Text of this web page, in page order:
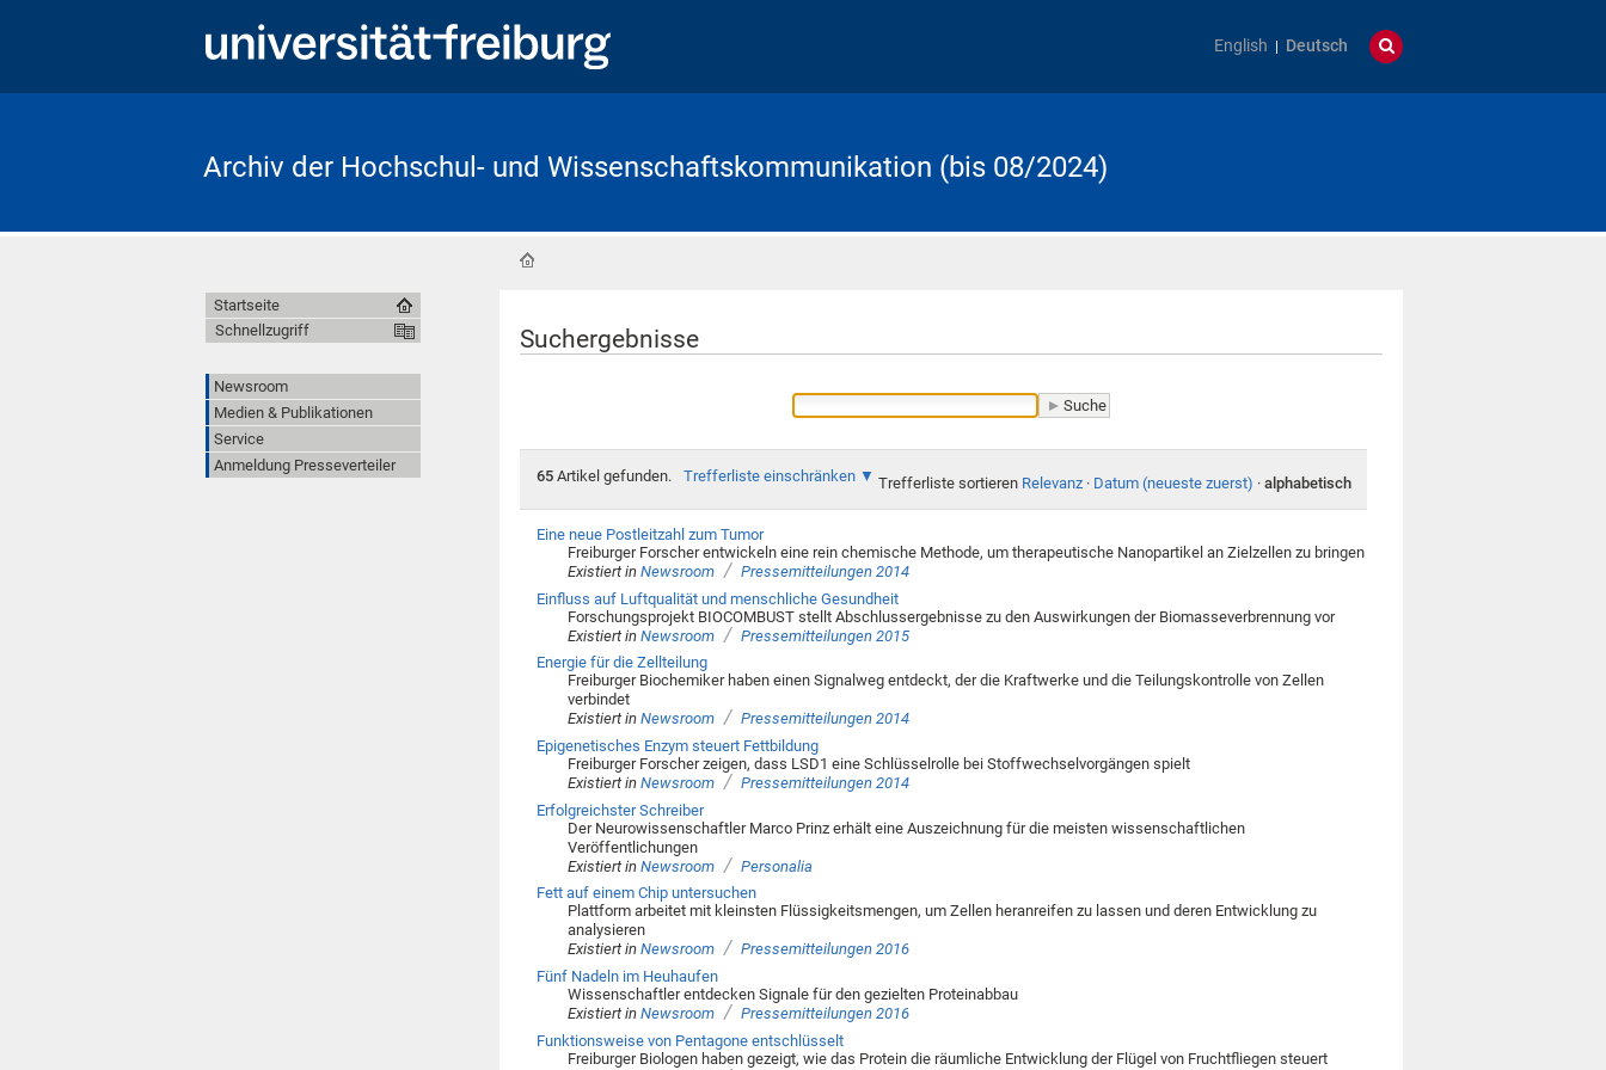
English Deutsch
Archiv der Hochschul- und Wissenschaftskommunikation (bis 08/2024)
Suchergebnisse
65Artikel gefunden. Trefferliste einschränken Trefferliste sortieren Relevanz · Datum (neueste zuerst) · alphabetisch
Eine neue Postleitzahl zum Tumor
Freiburger Forscher entwickeln eine rein chemische Methode, um therapeutische Nanopartikel an Zielzellen zu bringen
Existiert in Newsroom / Pressemitteilungen 2014
Einfluss auf Luftqualität und menschliche Gesundheit
Forschungsprojekt BIOCOMBUST stellt Abschlussergebnisse zu den Auswirkungen der Biomasseverbrennung vor
Existiert in Newsroom / Pressemitteilungen 2015
Energie für die Zellteilung
Freiburger Biochemiker haben einen Signalweg entdeckt, der die Kraftwerke und die Teilungskontrolle von Zellen
verbindet
Existiert in Newsroom / Pressemitteilungen 2014
Epigenetisches Enzym steuert Fettbildung
Freiburger Forscher zeigen, dass LSD1 eine Schlüsselrolle bei Stoffwechselvorgängen spielt
Existiert in Newsroom / Pressemitteilungen 2014
Erfolgreichster Schreiber
Der Neurowissenschaftler Marco Prinz erhält eine Auszeichnung für die meisten wissenschaftlichen
Veröffentlichungen
Existiert in Newsroom / Personalia
Fett auf einem Chip untersuchen
Plattform arbeitet mit kleinsten Flüssigkeitsmengen, um Zellen heranreifen zu lassen und deren Entwicklung zu
analysieren
Existiert in Newsroom / Pressemitteilungen 2016
Fünf Nadeln im Heuhaufen
Wissenschaftler entdecken Signale für den gezielten Proteinabbau
Existiert in Newsroom / Pressemitteilungen 2016
Funktionsweise von Pentagone entschlüsselt
Freiburger Biologen haben gezeigt, wie das Protein die räumliche Entwicklung der Flügel von Fruchtfliegen steuert
Startseite
Schnellzugriff
Newsroom
Medien & Publikationen
Service
Anmeldung Presseverteiler